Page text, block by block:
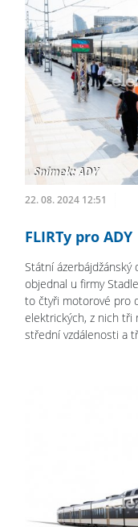
22. 08. 2024 12:51
FLIRTy pro ADY
Státní ázerbájdžánský
objednal u firmy
to čtyři motorové pro
elektrických, z nich tři
střední vzdálenosti a